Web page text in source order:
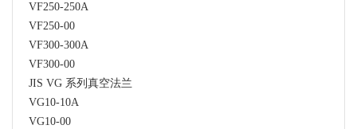
VF250-250A
VF250-00
VF300-300A
VF300-00
JIS VG 系列真空法兰
VG10-10A
VG10-00